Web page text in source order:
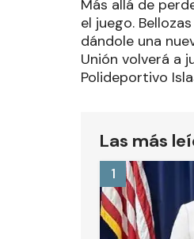
Más allá de
el juego.
dándole una
Unión volverá a
Polideportivo
Las más
1